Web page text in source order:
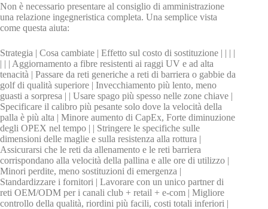
Non è necessario presentare al consiglio di amministrazione
una relazione ingegneristica completa. Una semplice vista
come questa aiuta:
Strategia | Cosa cambiate | Effetto sul costo di sostituzione | | | |
| | | Aggiornamento a fibre resistenti ai raggi UV e ad alta
tenacità | Passare da reti generiche a reti di barriera o gabbie da
golf di qualità superiore | Invecchiamento più lento, meno
guasti a sorpresa | | Usare spago più spesso nelle zone chiave |
Specificare il calibro più pesante solo dove la velocità della
palla è più alta | Minore aumento di CapEx, Forte diminuzione
degli OPEX nel tempo | | Stringere le specifiche sulle
dimensioni delle maglie e sulla resistenza alla rottura |
Assicurarsi che le reti da allenamento e le reti barriera
corrispondano alla velocità della pallina e alle ore di utilizzo |
Minori perdite, meno sostituzioni di emergenza |
Standardizzare i fornitori | Lavorare con un unico partner di
reti OEM/ODM per i canali club + retail + e-com | Migliore
controllo della qualità, riordini più facili, costi totali inferiori |